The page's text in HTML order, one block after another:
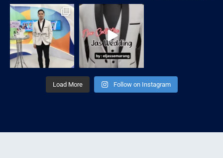
Load More Follow on Instagram